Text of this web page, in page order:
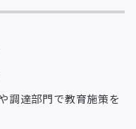
調達部門で教育施策を